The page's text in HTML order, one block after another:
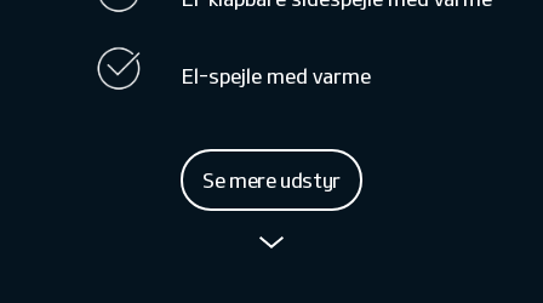
El-spejle med varme
Se mere udstyr